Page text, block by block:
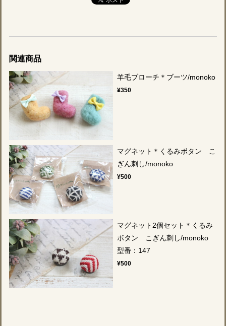
関連商品
羊毛ブローチ＊ブーツ/monoko
¥350
マグネット＊くるみボタン こ
ぎん刺し/monoko
¥500
マグネット2個セット＊くるみ
ボタン こぎん刺し/monoko
型番：147
¥500